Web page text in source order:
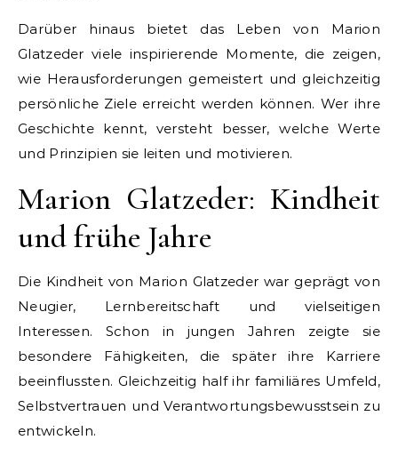
Darüber hinaus bietet das Leben von Marion
Glatzeder viele inspirierende Momente, die zeigen,
wie Herausforderungen gemeistert und gleichzeitig
persönliche Ziele erreicht werden können. Wer ihre
Geschichte kennt, versteht besser, welche Werte
und Prinzipien sie leiten und motivieren.
Marion Glatzeder: Kindheit
und frühe Jahre
Die Kindheit von Marion Glatzeder war geprägt von
Neugier, Lernbereitschaft und vielseitigen
Interessen. Schon in jungen Jahren zeigte sie
besondere Fähigkeiten, die später ihre Karriere
beeinflussten. Gleichzeitig half ihr familiäres Umfeld,
Selbstvertrauen und Verantwortungsbewusstsein zu
entwickeln.